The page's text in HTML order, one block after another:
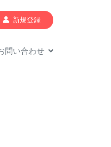
新規登録
問い合わせ